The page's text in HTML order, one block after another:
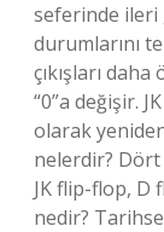
seferinde ileri
durumlarını
çıkışları daha
“0”a değişir.
olarak
nelerdir?
JK flip-flop, D
nedir?